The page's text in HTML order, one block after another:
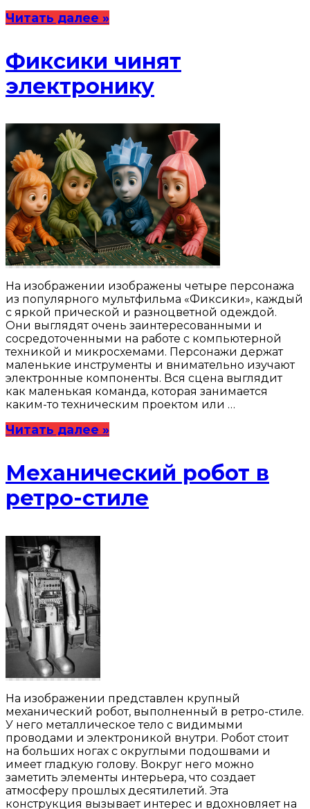
Читать далее »
Фиксики чинят
электронику
На изображении изображены четыре персонажа
из популярного мультфильма «Фиксики», каждый
с яркой прической и разноцветной одеждой.
Они выглядят очень заинтересованными и
сосредоточенными на работе с компьютерной
техникой и микросхемами. Персонажи держат
маленькие инструменты и внимательно изучают
электронные компоненты. Вся сцена выглядит
как маленькая команда, которая занимается
каким-то техническим проектом или …
Читать далее »
Механический робот в
ретро-стиле
На изображении представлен крупный
механический робот, выполненный в ретро-стиле.
У него металлическое тело с видимыми
проводами и электроникой внутри. Робот стоит
на больших ногах с округлыми подошвами и
имеет гладкую голову. Вокруг него можно
заметить элементы интерьера, что создает
атмосферу прошлых десятилетий. Эта
конструкция вызывает интерес и вдохновляет на